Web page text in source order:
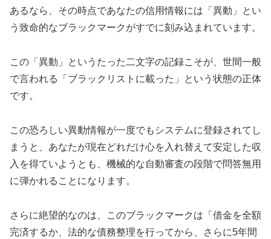
あるなら、その時点であなたの信用情報には「異動」とい
う致命的なブラックマークがすでに刻み込まれています。
この「異動」というたった二文字の記録こそが、世間一般
で言われる「ブラックリストに載った」という状態の正体
です。
この恐ろしい異動情報が一度でもシステムに登録されてし
まうと、あなたが現在どれだけ心を入れ替えて安定した収
入を得ていようとも、機械的な自動審査の段階で問答無用
に弾かれることになります。
さらに絶望的なのは、このブラックマークは「借金を全額
完済するか、法的な債務整理を行ってから、さらに5年間